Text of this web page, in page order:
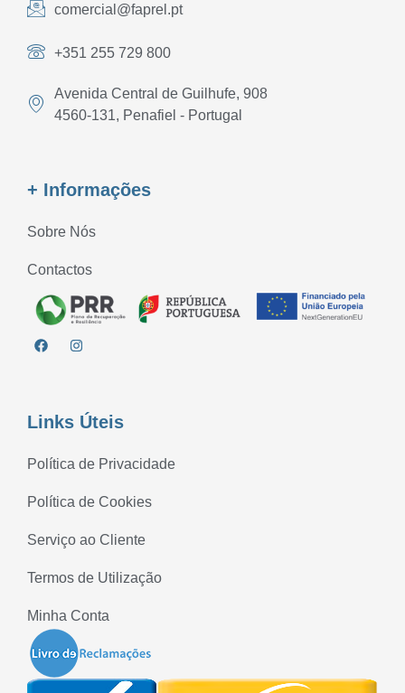
comercial@faprel.pt
+351 255 729 800
Avenida Central de Guilhufe, 908
4560-131, Penafiel - Portugal
+ Informações
Sobre Nós
Contactos
Links Úteis
Política de Privacidade
Política de Cookies
Serviço ao Cliente
Termos de Utilização
Minha Conta